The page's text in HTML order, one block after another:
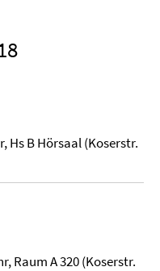
Hs B Hörsaal (Koserstr.
Raum A 320 (Koserstr.